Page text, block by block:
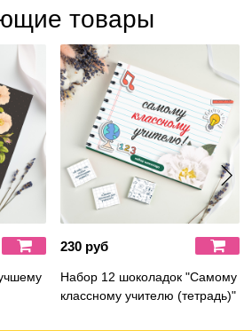
товары
230 руб
Набор 12 шоколадок "Самому
классному учителю (тетрадь)"